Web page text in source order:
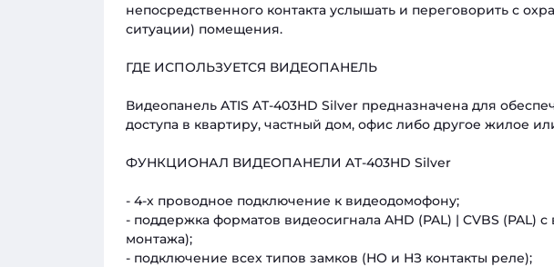
непосредственного контакта услышать и переговорить с
ситуации) помещения.
ГДЕ ИСПОЛЬЗУЕТСЯ ВИДЕОПАНЕЛЬ
Видеопанель ATIS AT-403HD Silver предназначена для
доступа в квартиру, частный дом, офис либо другое жилое
ФУНКЦИОНАЛ ВИДЕОПАНЕЛИ AT-403HD Silver
- 4-х проводное подключение к видеодомофону;
- поддержка форматов видеосигнала AHD (PAL) | CVBS
монтажа);
- подключение всех типов замков (НО и НЗ контакты реле);